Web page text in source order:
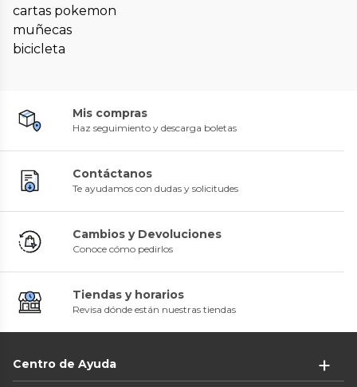
cartas pokemon
muñecas
bicicleta
Mis compras
Haz seguimiento y descarga boletas
Contáctanos
Te ayudamos con dudas y solicitudes
Cambios y Devoluciones
Conoce cómo pedirlos
Tiendas y horarios
Revisa dónde están nuestras tiendas
Centro de Ayuda